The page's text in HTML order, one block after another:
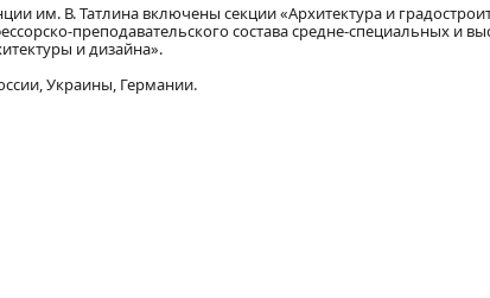
им. В. Татлина включены секции «Архитектура и
преподавательского состава средне-специальных и
и дизайна».
Украины, Германии.